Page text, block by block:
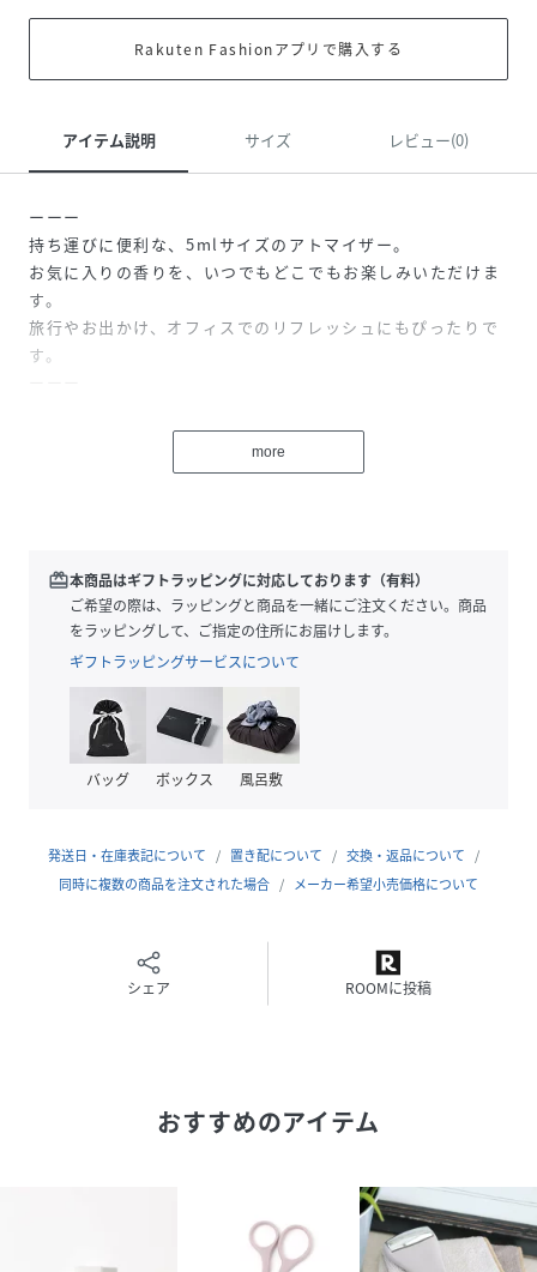
Rakuten Fashionアプリで購入する
アイテム説明 サイズ レビュー(0)
ーーー
持ち運びに便利な、5mlサイズのアトマイザー。
お気に入りの香りを、いつでもどこでもお楽しみいただけま
す。
旅行やお出かけ、オフィスでのリフレッシュにもぴったりで
す。
※香水容器ノズルの形状やサイズにより使用できない場合が
あります。
※香水注入の際は、垂直に入れてください。
※本品容器の八分目以上は入れないでください。
※香水注入中に、多少の香水が漏れる場合があります。
※本品に入れる香水は 1 種類に固定してください。
※プリント部分は、ご使用を繰り返すことで徐々に色が薄く
なったり剥がれることがあります。
素材 アルミニウム PETG樹脂 ポリプロピレン
611185-18-09 QV6159
＜お電話でのお問い合わせ＞
固定電話からのお問い合わせ
携帯・公衆電話からのお問い合わせ
050-5577-7001（有料）
＜カスタマーセンター営業時間＞
more
redeem本商品はギフトラッピングに対応しております（有料）
ご希望の際は、ラッピングと商品を一緒にご注文ください。商品
をラッピングして、ご指定の住所にお届けします。
ギフトラッピングサービスについて
バッグ ボックス 風呂敷
発送日・在庫表記について 置き配について
交換・返品について
同時に複数の商品を注文された場合
メーカー希望小売価格について
シェア ROOMに投稿
おすすめのアイテム